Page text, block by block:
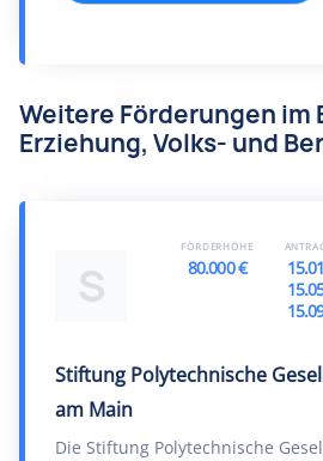
Weitere Förderungen im
Erziehung, Volks- und
S
Stiftung Polytechnische
am Main
Die Stiftung Polytechnische
FÖRDERHÖHE
80.000 €
15.01